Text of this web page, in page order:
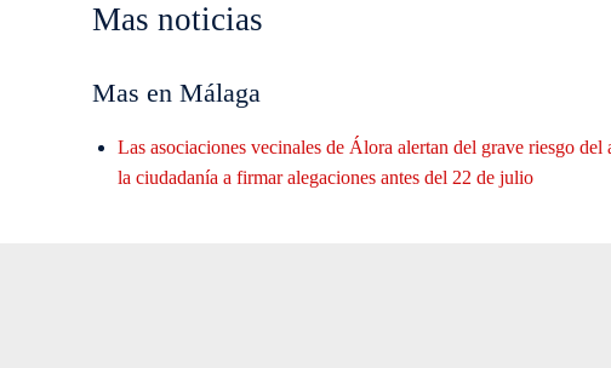
Mas noticias
Mas en Málaga
Las asociaciones vecinales de Álora alertan del grave riesgo
la ciudadanía a firmar alegaciones antes del 22 de julio